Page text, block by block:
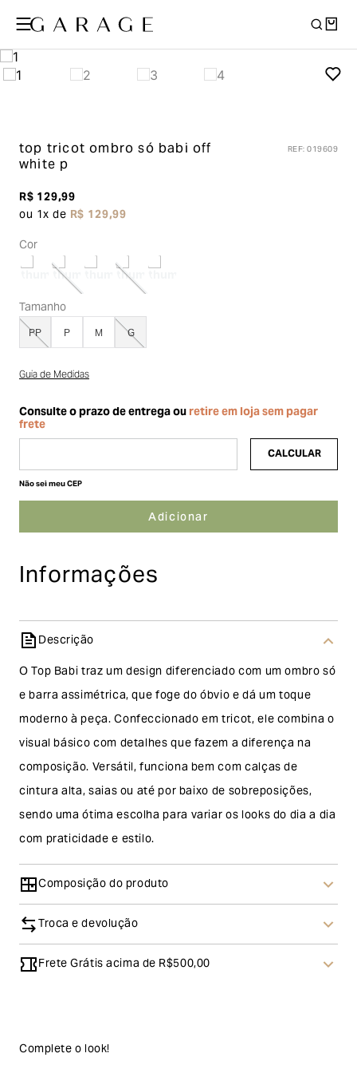
top tricot ombro só babi off
white p
REF:019609
R$129,99
ou 1x de R$ 129,99
Cor
Tamanho
PP P M G
Guia de Medidas
Não sei meu CEP
Informações
Descrição
O Top Babi traz um design diferenciado com um ombro só
e barra assimétrica, que foge do óbvio e dá um toque
moderno à peça. Confeccionado em tricot, ele combina o
visual básico com detalhes que fazem a diferença na
composição. Versátil, funciona bem com calças de
cintura alta, saias ou até por baixo de sobreposições,
sendo uma ótima escolha para variar os looks do dia a dia
com praticidade e estilo.
Composição do produto
Troca e devolução
Troca
escolher a modalidade troca, no final do processo de
Frete Grátis acima de R$500,00
Complete o look!